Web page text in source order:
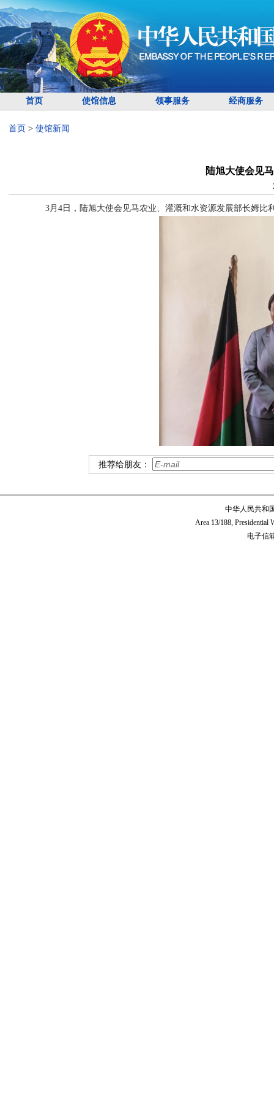
首页 使馆信息 领事服务 经商服务
首页 > 使馆新闻
陆旭大使会见
3月4日，陆旭大使会见马农业、灌溉和水资源发展部长姆
推荐给朋友：
中华人民共和
Area 13/188, Presidential
电子信